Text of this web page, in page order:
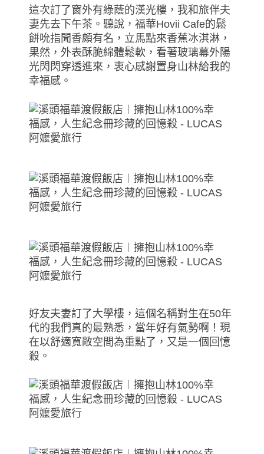
這次訂了窗外有綠蔭的漢光樓，我和旅伴夫
妻先去下午茶。聽說，福華Hovii Cafe的鬆
餅吮指聞香頗有名，立馬點來香蕉冰淇淋，
果然，外表酥脆綿體鬆軟，看著玻璃幕外陽
光閃閃穿透進來，衷心感謝置身山林給我的
幸福感。
好友夫妻訂了大學樓，這個名稱對生在50年
代的我們真的最熟悉，當年好有氣勢啊！現
在以舒適寬敞空間為重點了，又是一個回憶
殺。